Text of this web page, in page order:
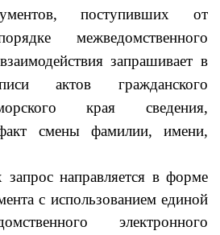
поступивших от
межведомственного
запрашивает в
актов гражданского
края сведения,
смены фамилии, имени,
направляется в форме
с использованием единой
электронного